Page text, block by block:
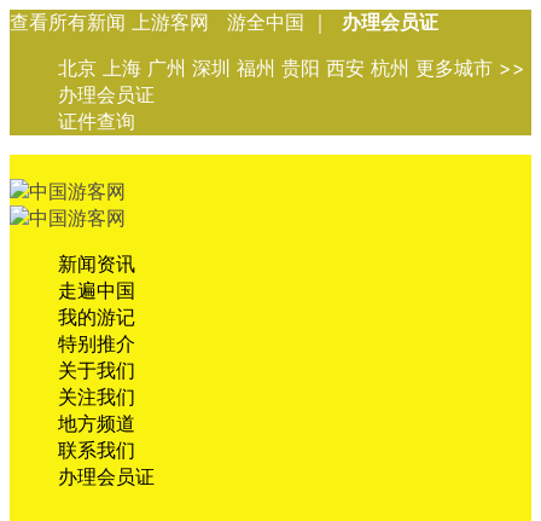
查看所有新闻 上游客网 游全中国 ｜
办理会员证
北京 上海 广州 深圳 福州 贵阳 西安 杭州 更多城市 >>
办理会员证
证件查询
新闻资讯
走遍中国
我的游记
特别推介
关于我们
关注我们
地方频道
联系我们
办理会员证